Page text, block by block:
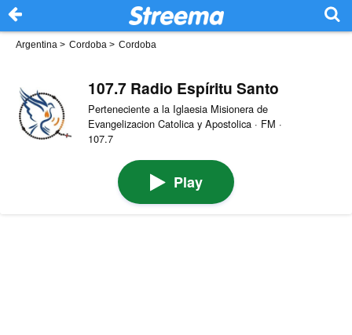
Argentina > Cordoba > Cordoba
107.7 Radio Espíritu Santo
Perteneciente a la Iglaesia Misionera de
Evangelizacion Catolica y Apostolica · FM ·
107.7
Play